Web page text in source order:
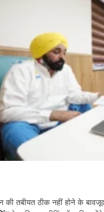
की तबीयत ठीक नहीं होने के